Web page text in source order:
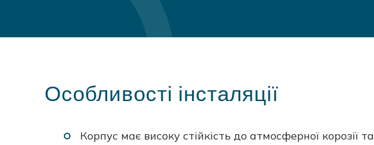
Особливості інсталяції
Корпус має високу стійкість до атмосферної корозії та